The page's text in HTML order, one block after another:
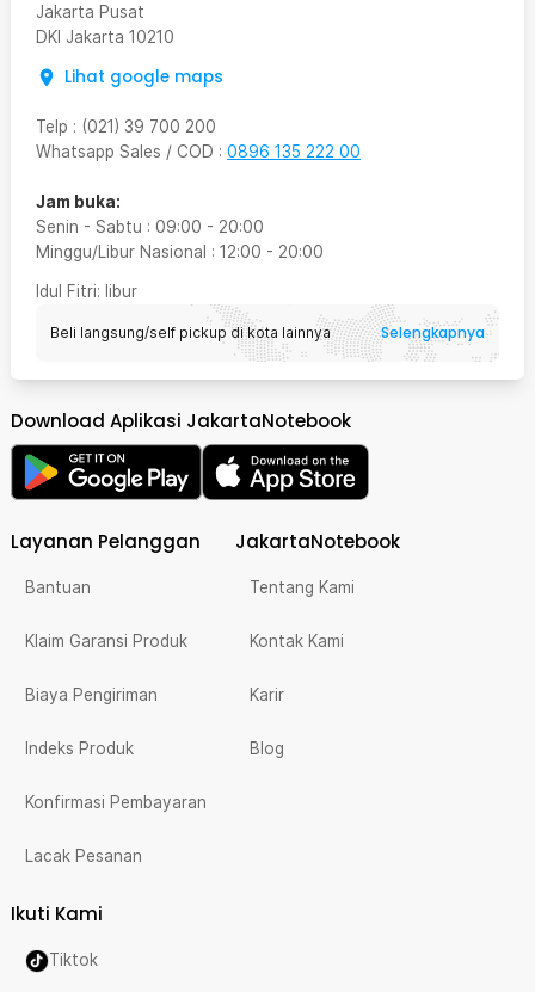
Jakarta Pusat
DKI Jakarta 10210
Lihat google maps
Telp : (021) 39 700 200
Whatsapp Sales / COD : 0896 135 222 00
Jam buka:
Senin - Sabtu : 09:00 - 20:00
Minggu/Libur Nasional : 12:00 - 20:00
Idul Fitri: libur
Beli langsung/self pickup di kota lainnya Selengkapnya
Download Aplikasi JakartaNotebook
Layanan Pelanggan
Bantuan
Klaim Garansi Produk
Biaya Pengiriman
Indeks Produk
Konfirmasi Pembayaran
Lacak Pesanan
JakartaNotebook
Tentang Kami
Kontak Kami
Karir
Blog
Ikuti Kami
Tiktok